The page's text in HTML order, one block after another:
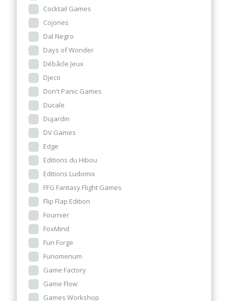
Cocktail Games
Cojones
Dal Negro
Days of Wonder
Débâcle Jeux
Djeco
Don't Panic Games
Ducale
Dujardin
DV Games
Edge
Editions du Hibou
Editions Ludomix
FFG Fantasy Flight Games
Flip Flap Edition
Fournier
FoxMind
Fun Forge
Funomenum
Game Factory
Game Flow
Games Workshop